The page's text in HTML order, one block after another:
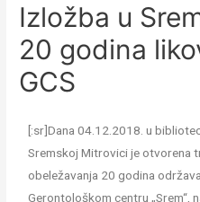
Izložba u
20 godina
GCS
[:sr]Dana 04.12.2018. u
Sremskoj Mitrovici je otvorena
obeležavanja 20 godina
Gerontološkom centru „Srem“,